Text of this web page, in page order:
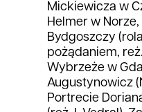
Mickiewicza w
Helmer w
Bydgoszczy
pożądaniem,
Wybrzeże w
Augustynowicz
Portrecie